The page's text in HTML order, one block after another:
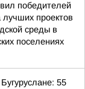
победителей
лучших проектов
среды в
поселениях
55